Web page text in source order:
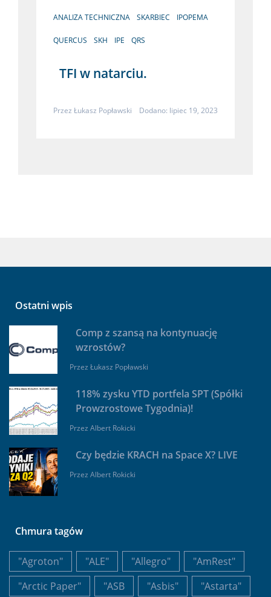
ANALIZA TECHNICZNA SKARBIEC IPOPEMA
QUERCUS SKH IPE QRS
TFI w natarciu.
Przez Łukasz Popławski Dodano: lipiec 19, 2023
Ostatni wpis
Comp z szansą na kontynuację
wzrostów?
Przez Łukasz Popławski
118% zysku YTD portfela SPT (Spółki
Prowzrostowe Tygodnia)!
Przez Albert Rokicki
Czy będzie KRACH na Space X? LIVE
Przez Albert Rokicki
Chmura tagów
"Agroton" "ALE" "Allegro"
"AmRest"
"Arctic Paper"
"ASB "Asbis" "Astarta"